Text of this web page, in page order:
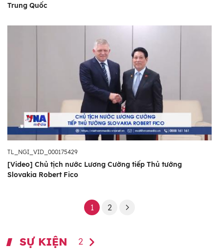
Trung Quốc
TL_NGI_VID_000175429
[Video] Chủ tịch nước Lương Cường tiếp Thủ tướng
Slovakia Robert Fico
1 2
SỰ KIỆN 2